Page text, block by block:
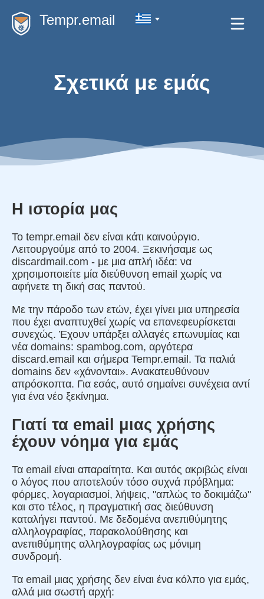
Tempr.email
Σχετικά με εμάς
Η ιστορία μας
Το tempr.email δεν είναι κάτι καινούργιο.
Λειτουργούμε από το 2004. Ξεκινήσαμε ως
discardmail.com - με μια απλή ιδέα: να
χρησιμοποιείτε μία διεύθυνση email χωρίς να
αφήνετε τη δική σας παντού.
Με την πάροδο των ετών, έχει γίνει μια υπηρεσία
που έχει αναπτυχθεί χωρίς να επανεφευρίσκεται
συνεχώς. Έχουν υπάρξει αλλαγές επωνυμίας και
νέα domains: spambog.com, αργότερα
discard.email και σήμερα Tempr.email. Τα παλιά
domains δεν «χάνονται». Ανακατευθύνουν
απρόσκοπτα. Για εσάς, αυτό σημαίνει συνέχεια αντί
για ένα νέο ξεκίνημα.
Γιατί τα email μιας χρήσης
έχουν νόημα για εμάς
Τα email είναι απαραίτητα. Και αυτός ακριβώς είναι
ο λόγος που αποτελούν τόσο συχνά πρόβλημα:
φόρμες, λογαριασμοί, λήψεις, "απλώς το δοκιμάζω"
και στο τέλος, η πραγματική σας διεύθυνση
καταλήγει παντού. Με δεδομένα ανεπιθύμητης
αλληλογραφίας, παρακολούθησης και
ανεπιθύμητης αλληλογραφίας ως μόνιμη
συνδρομή.
Τα email μιας χρήσης δεν είναι ένα κόλπο για εμάς,
αλλά μια σωστή αρχή: